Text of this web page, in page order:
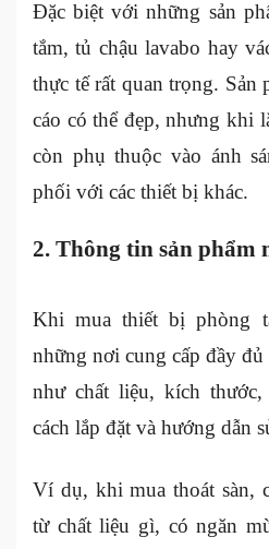
Đặc biệt với những sản
tắm, tủ chậu lavabo hay
thực tế rất quan trọng. Sản
cáo có thể đẹp, nhưng khi
còn phụ thuộc vào ánh
phối với các thiết bị khác.
2. Thông tin sản phẩm
Khi mua thiết bị phòng
những nơi cung cấp đầy
như chất liệu, kích thước,
cách lắp đặt và hướng dẫn
Ví dụ, khi mua thoát sàn,
từ chất liệu gì, có ngăn